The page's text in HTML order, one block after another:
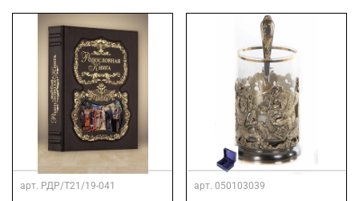
арт. РДР/Т21/19-041 арт. 050103039